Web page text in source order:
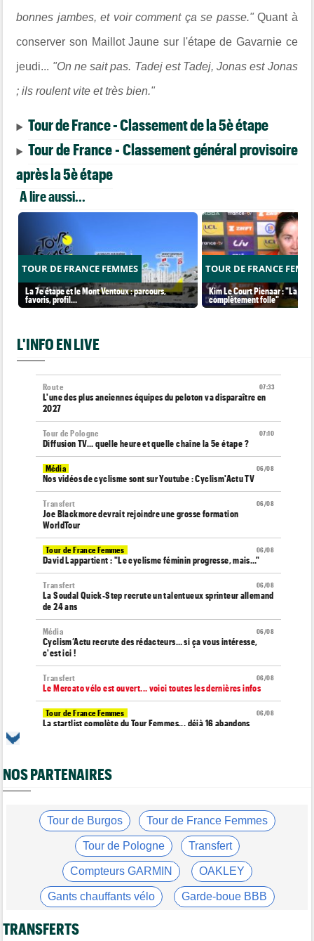
bonnes jambes, et voir comment ça se passe."Quant à
conserver son Maillot Jaune sur l'étape de Gavarnie ce
jeudi... "On ne sait pas. Tadej est Tadej, Jonas est Jonas
; ils roulent vite et très bien."
Tour de France - Classement de la 5è étape
Tour de France - Classement général provisoire
après la 5è étape
A lire aussi...
TOUR DE FRANCE FEMMES
La 7e étape et le Mont Ventoux : parcours,
favoris, profil…
TOUR DE FRANCE
Kim Le Court Pienaar : "La
complètement folle"
L'INFO EN LIVE
07:33
Route
L'une des plus anciennes équipes du peloton va disparaître en
2027
07:10
Tour de Pologne
Diffusion TV... quelle heure et quelle chaîne la 5e étape ?
06/08
Média
Nos vidéos de cyclisme sont sur Youtube : Cyclism'Actu TV
06/08
Transfert
Joe Blackmore devrait rejoindre une grosse formation
WorldTour
06/08
Tour de France Femmes
David Lappartient : "Le cyclisme féminin progresse, mais…"
06/08
Transfert
La Soudal Quick-Step recrute un talentueux sprinteur allemand
de 24 ans
06/08
Média
Cyclism’Actu recrute des rédacteurs… si ça vous intéresse,
c'est ici !
06/08
Transfert
Le Mercato vélo est ouvert... voici toutes les dernières infos
06/08
Tour de France Femmes
La startlist complète du Tour Femmes... déjà 16 abandons
Tour du Portugal
06/08
Tour de Pologne
Bart Lemmen : "J'attendais cette 1ère victoire depuis
longtemps"
Tour de France Femmes
Marlen Reusser : "Le Mont Ventoux... on verra"
06/08
Tour de France Femmes
Kim Le Court Pienaar : "La course a été complètement folle"
Route
NOS PARTENAIRES
Tour de Burgos Tour de France Femmes
Tour de Pologne Transfert
Compteurs GARMIN OAKLEY
Gants chauffants vélo Garde-boue BBB
Casque ABUS
TRANSFERTS